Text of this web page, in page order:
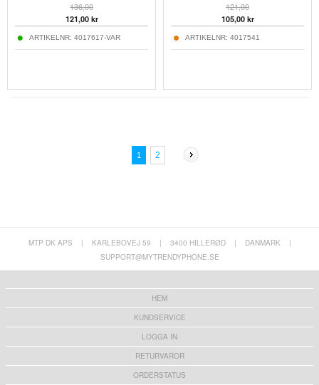
136,00
121,00kr
ARTIKELNR: 4017617-VAR
121,00
105,00kr
ARTIKELNR: 4017541
1 2
MTP DK APS | KARLEBOVEJ 59 | 3400 HILLERØD | DANMARK
|
SUPPORT@MYTRENDYPHONE.SE
HEM
KUNDSERVICE
LOGGA IN
RETURVAROR
ORDERSTATUS